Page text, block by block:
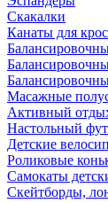
Скакалки
Канаты для
Масажные
Активный
Настольный
Детские
Роликовые
Самокаты
Скейтборды,